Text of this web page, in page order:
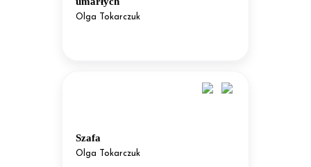
Olga Tokarczuk
Szafa
Olga Tokarczuk